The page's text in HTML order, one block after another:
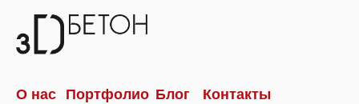
Контакты
Блог
Портфолио
О нас